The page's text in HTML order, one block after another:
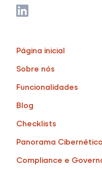
Página inicial
Sobre nós
Funcionalidades
Blog
Checklists
Panorama Cibernético
Compliance e